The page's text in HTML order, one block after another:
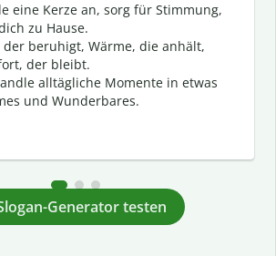
eine Kerze an, sorg für Stimmung,
zu Hause.
der beruhigt, Wärme, die anhält,
der bleibt.
alltägliche Momente in etwas
und Wunderbares.
Generator testen